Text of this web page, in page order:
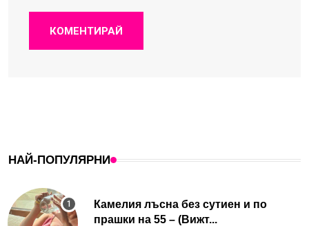
КОМЕНТИРАЙ
НАЙ-ПОПУЛЯРНИ
Камелия лъсна без сутиен и по
прашки на 55 – (Вижт...